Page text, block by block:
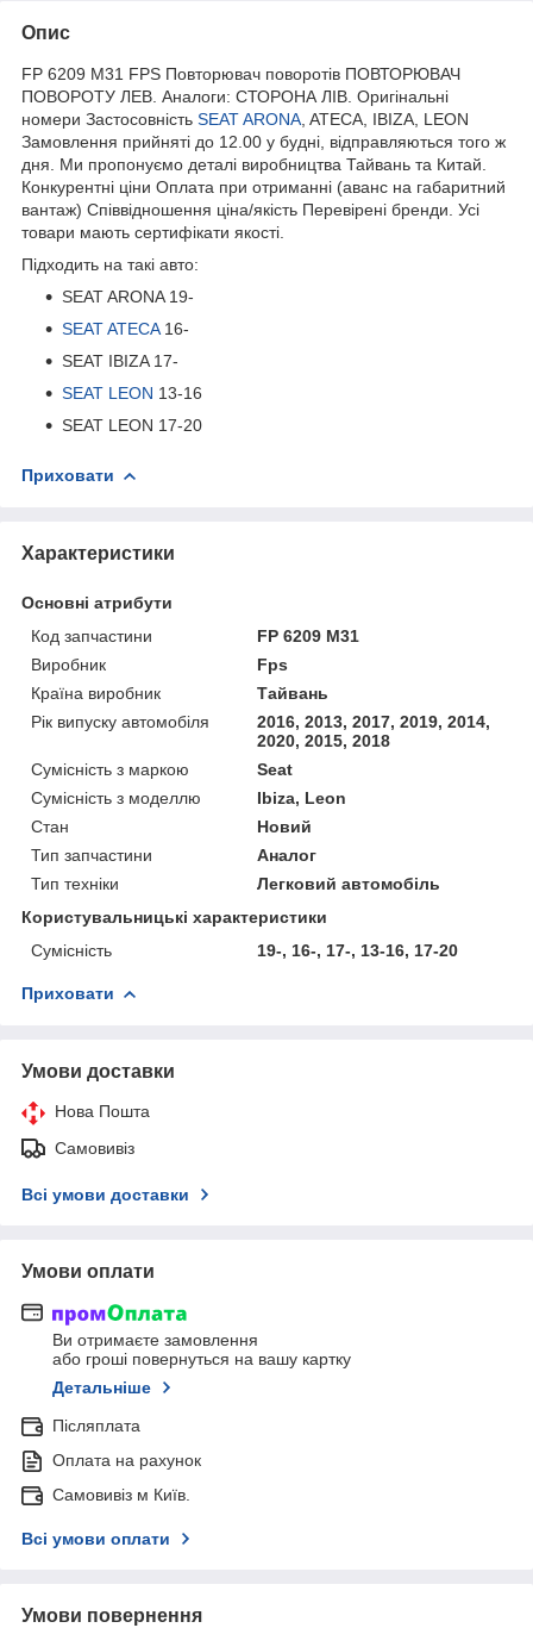
Опис
FP 6209 M31 FPS Повторювач поворотів ПОВТОРЮВАЧ
ПОВОРОТУ ЛЕВ. Аналоги: СТОРОНА ЛІВ. Оригінальні
номери Застосовність SEAT ARONA , ATECA, IBIZA, LEON
Замовлення прийняті до 12.00 у будні, відправляються того ж
дня. Ми пропонуємо деталі виробництва Тайвань та Китай.
Конкурентні ціни Оплата при отриманні (аванс на габаритний
вантаж) Співвідношення ціна/якість Перевірені бренди. Усі
товари мають сертифікати якості.
Підходить на такі авто:
SEAT ARONA 19-
SEAT ATECA16-
SEAT IBIZA 17-
SEAT LEON 13-16
SEAT LEON 17-20
Приховати
Характеристики
Основні атрибути
Код запчастини
FP 6209 M31
Виробник
Fps
Країна виробник
Тайвань
Рік випуску автомобіля
2016, 2013, 2017, 2019, 2014,
2020, 2015, 2018
Сумісність з маркою
Seat
Сумісність з моделлю
Ibiza, Leon
Стан
Новий
Тип запчастини
Аналог
Тип техніки
Легковий автомобіль
Користувальницькі характеристики
Сумісність
19-, 16-, 17-, 13-16, 17-20
Приховати
Умови доставки
Нова Пошта
Самовивіз
Всі умови доставки
Умови оплати
Ви отримаєте замовлення
або гроші повернуться на вашу картку
Детальніше
Післяплата
Оплата на рахунок
Самовивіз м Київ.
Всі умови оплати
Умови повернення